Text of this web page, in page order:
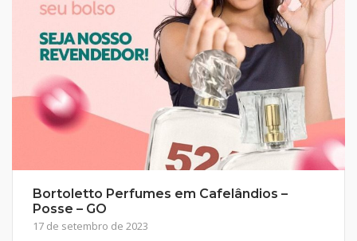
Bortoletto Perfumes em Cafelândios –
Posse – GO
17 de setembro de 2023